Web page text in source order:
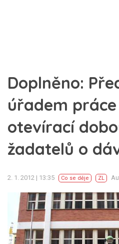
Doplněno:
úřadem
otevírací
žadatelů o
2. 1. 2012 | 13:35 Co se děje ZL